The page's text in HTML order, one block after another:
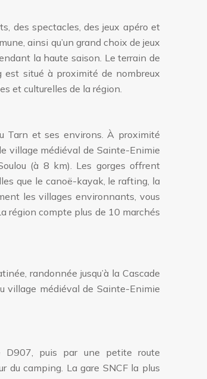
des spectacles, des jeux apéro et
ainsi qu’un grand choix de jeux
la haute saison. Le terrain de
situé à proximité de nombreux
et culturelles de la région.
Tarn et ses environs. À proximité
village médiéval de Sainte-Enimie
(à 8 km). Les gorges offrent
que le canoë-kayak, le rafting, la
les villages environnants, vous
région compte plus de 10 marchés
randonnée jusqu’à la Cascade
village médiéval de Sainte-Enimie
D907, puis par une petite route
du camping. La gare SNCF la plus